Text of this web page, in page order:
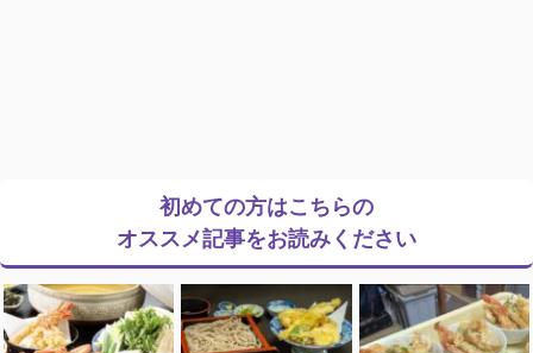
初めての方はこちらの
オススメ記事をお読みください